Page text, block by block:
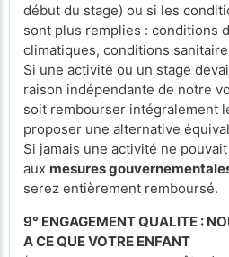
début du stage) ou si les
sont plus remplies : conditions
climatiques, conditions
Si une activité ou un stage
raison indépendante de notre
soit rembourser intégralement
proposer une alternative
Si jamais une activité ne
aux mesures
serez entièrement remboursé.
9° ENGAGEMENT QUALITE :
A CE QUE VOTRE ENFANT